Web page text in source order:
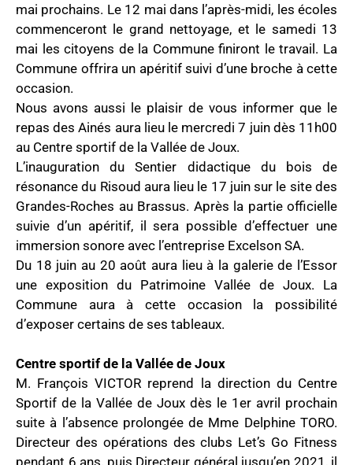
mai prochains. Le 12 mai dans l’après-midi, les écoles
commenceront le grand nettoyage, et le samedi 13
mai les citoyens de la Commune finiront le travail. La
Commune offrira un apéritif suivi d’une broche à cette
occasion.
Nous avons aussi le plaisir de vous informer que le
repas des Ainés aura lieu le mercredi 7 juin dès 11h00
au Centre sportif de la Vallée de Joux.
L’inauguration du Sentier didactique du bois de
résonance du Risoud aura lieu le 17 juin sur le site des
Grandes-Roches au Brassus. Après la partie officielle
suivie d’un apéritif, il sera possible d’effectuer une
immersion sonore avec l’entreprise Excelson SA.
Du 18 juin au 20 août aura lieu à la galerie de l’Essor
une exposition du Patrimoine Vallée de Joux. La
Commune aura à cette occasion la possibilité
d’exposer certains de ses tableaux.
Centre sportif de la Vallée de Joux
M. François VICTOR reprend la direction du Centre
Sportif de la Vallée de Joux dès le 1er avril prochain
suite à l’absence prolongée de Mme Delphine TORO.
Directeur des opérations des clubs Let’s Go Fitness
pendant 6 ans, puis Directeur général jusqu’en 2021, il